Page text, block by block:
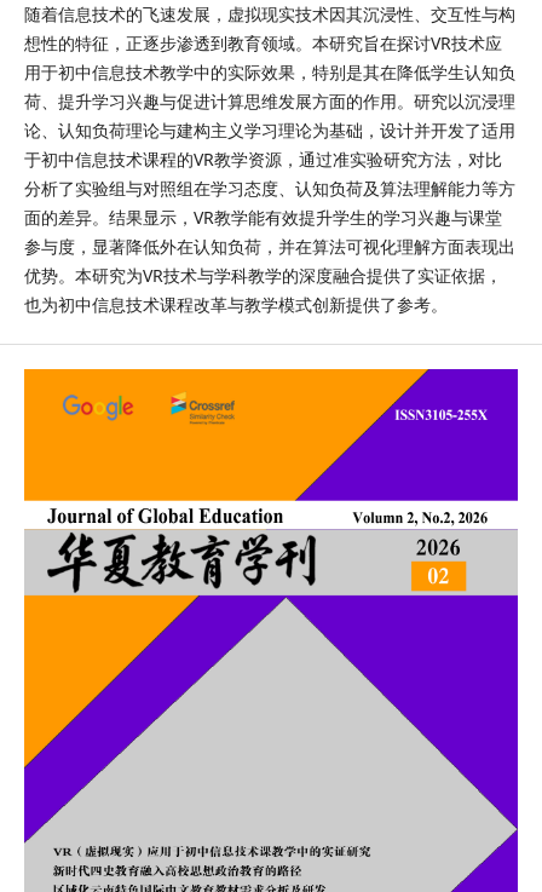
随着信息技术的飞速发展，虚拟现实技术因其沉浸性、交互性与构
想性的特征，正逐步渗透到教育领域。本研究旨在探讨VR技术应
用于初中信息技术教学中的实际效果，特别是其在降低学生认知负
荷、提升学习兴趣与促进计算思维发展方面的作用。研究以沉浸理
论、认知负荷理论与建构主义学习理论为基础，设计并开发了适用
于初中信息技术课程的VR教学资源，通过准实验研究方法，对比
分析了实验组与对照组在学习态度、认知负荷及算法理解能力等方
面的差异。结果显示，VR教学能有效提升学生的学习兴趣与课堂
参与度，显著降低外在认知负荷，并在算法可视化理解方面表现出
优势。本研究为VR技术与学科教学的深度融合提供了实证依据，
也为初中信息技术课程改革与教学模式创新提供了参考。